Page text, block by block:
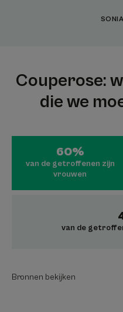
Couperose:
die we
60%
van de getroffenen zijn
vrouwen
van de
Bronnen bekijken